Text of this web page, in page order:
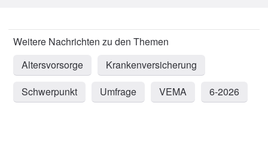
Altersvorsorge
Krankenversicherung
Schwerpunkt
Umfrage VEMA 6-2026